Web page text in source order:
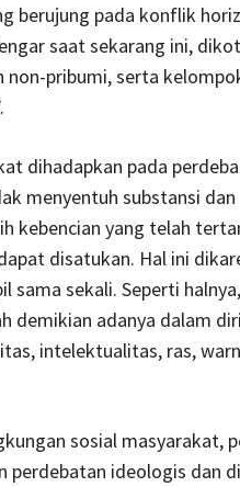
berujung pada konflik
saat sekarang ini,
pribumi, serta
dihadapkan pada
menyentuh substansi dan
kebencian yang telah
disatukan. Hal ini
sama sekali. Seperti halnya,
demikian adanya dalam diri
intelektualitas, ras,
sosial masyarakat,
perdebatan ideologis dan